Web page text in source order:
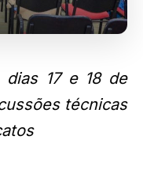
17 e 18 de
técnicas